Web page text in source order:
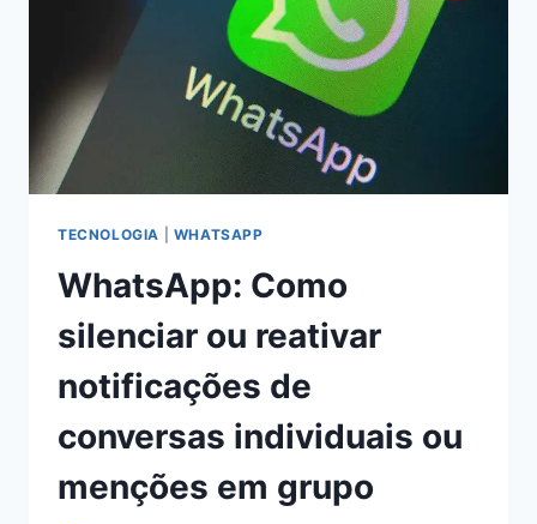
SILVA,
EXONERADA
APÓS
DENUNCIAR
ESCOLHIDO
LULA
TECNOLOGIA WHATSAPP
WhatsApp: Como
silenciar ou reativar
notificações de
conversas individuais ou
menções em grupo